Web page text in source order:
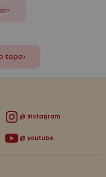
›
topo›
instagram
youtube